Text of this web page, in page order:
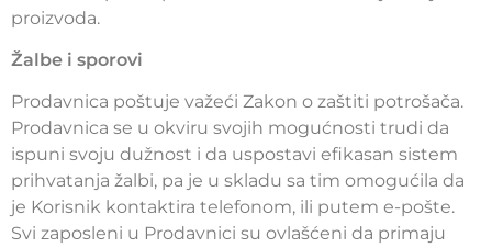
proizvoda.
Žalbe i sporovi
Prodavnica poštuje važeći Zakon o zaštiti potrošača.
Prodavnica se u okviru svojih mogućnosti trudi da
ispuni svoju dužnost i da uspostavi efikasan sistem
prihvatanja žalbi, pa je u skladu sa tim omogućila da
je Korisnik kontaktira telefonom, ili putem e-pošte.
Svi zaposleni u Prodavnici su ovlašćeni da primaju